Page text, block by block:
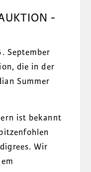
-
September
die in der
Summer
ist bekannt
Wir